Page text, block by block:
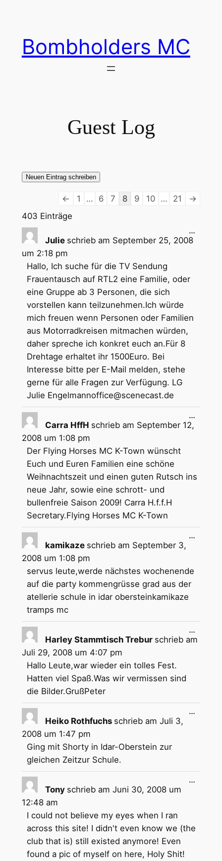
Bombholders MC
Guest Log
Navigation
Gästebuchliste
← 1 … 6 7 8 9 10 … 21
→
403 Einträge
Julie schrieb am September 25, 2008
um 2:18 pm
Hallo, Ich suche für die TV Sendung
Frauentausch auf RTL2 eine Familie, oder
eine Gruppe ab 3 Personen, die sich
vorstellen kann teilzunehmen.Ich würde
mich freuen wenn Personen oder Familien
aus Motorradkreisen mitmachen würden,
daher spreche ich konkret euch an.Für 8
Drehtage erhaltet ihr 1500Euro. Bei
Interesse bitte per E-Mail melden, stehe
gerne für alle Fragen zur Verfügung. LG
Julie Engelmannoffice@scenecast.de
…
Carra HffH schrieb am September 12,
2008 um 1:08 pm
Der Flying Horses MC K-Town wünscht
Euch und Euren Familien eine schöne
Weihnachtszeit und einen guten Rutsch ins
neue Jahr, sowie eine schrott- und
bullenfreie Saison 2009! Carra H.f.f.H
Secretary.Flying Horses MC K-Town
…
kamikaze schrieb am September 3,
2008 um 1:08 pm
servus leute,werde nächstes wochenende
auf die party kommengrüsse grad aus der
atellerie schule in idar obersteinkamikaze
tramps mc
…
Harley Stammtisch Trebur schrieb am
Juli 29, 2008 um 4:07 pm
Hallo Leute,war wieder ein tolles Fest.
Hatten viel Spaß.Was wir vermissen sind
die Bilder.GrußPeter
…
Metabox
ein-/
Heiko Rothfuchs schrieb am Juli 3,
2008 um 1:47 pm
Ging mit Shorty in Idar-Oberstein zur
gleichen Zeitzur Schule.
…
Tony schrieb am Juni 30, 2008 um
12:48 am
I could not believe my eyes when I ran
across this site! I didn't even know we (the
club that is) still existed anymore! Even
found a pic of myself on here, Holy Shit!
…